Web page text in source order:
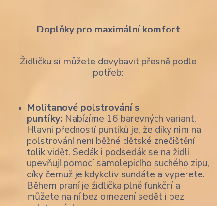
Doplňky pro maximální komfort
Židličku si můžete dovybavit přesně podle
potřeb:
Molitanové polstrování s
puntíky: Nabízíme 16 barevných variant.
Hlavní předností puntíků je, že díky nim na
polstrování není běžné dětské znečištění
tolik vidět. Sedák i podsedák se na židli
upevňují pomocí samolepicího suchého zipu,
díky čemuž je kdykoliv sundáte a vyperete.
Během praní je židlička plně funkční a
můžete na ní bez omezení sedět i bez